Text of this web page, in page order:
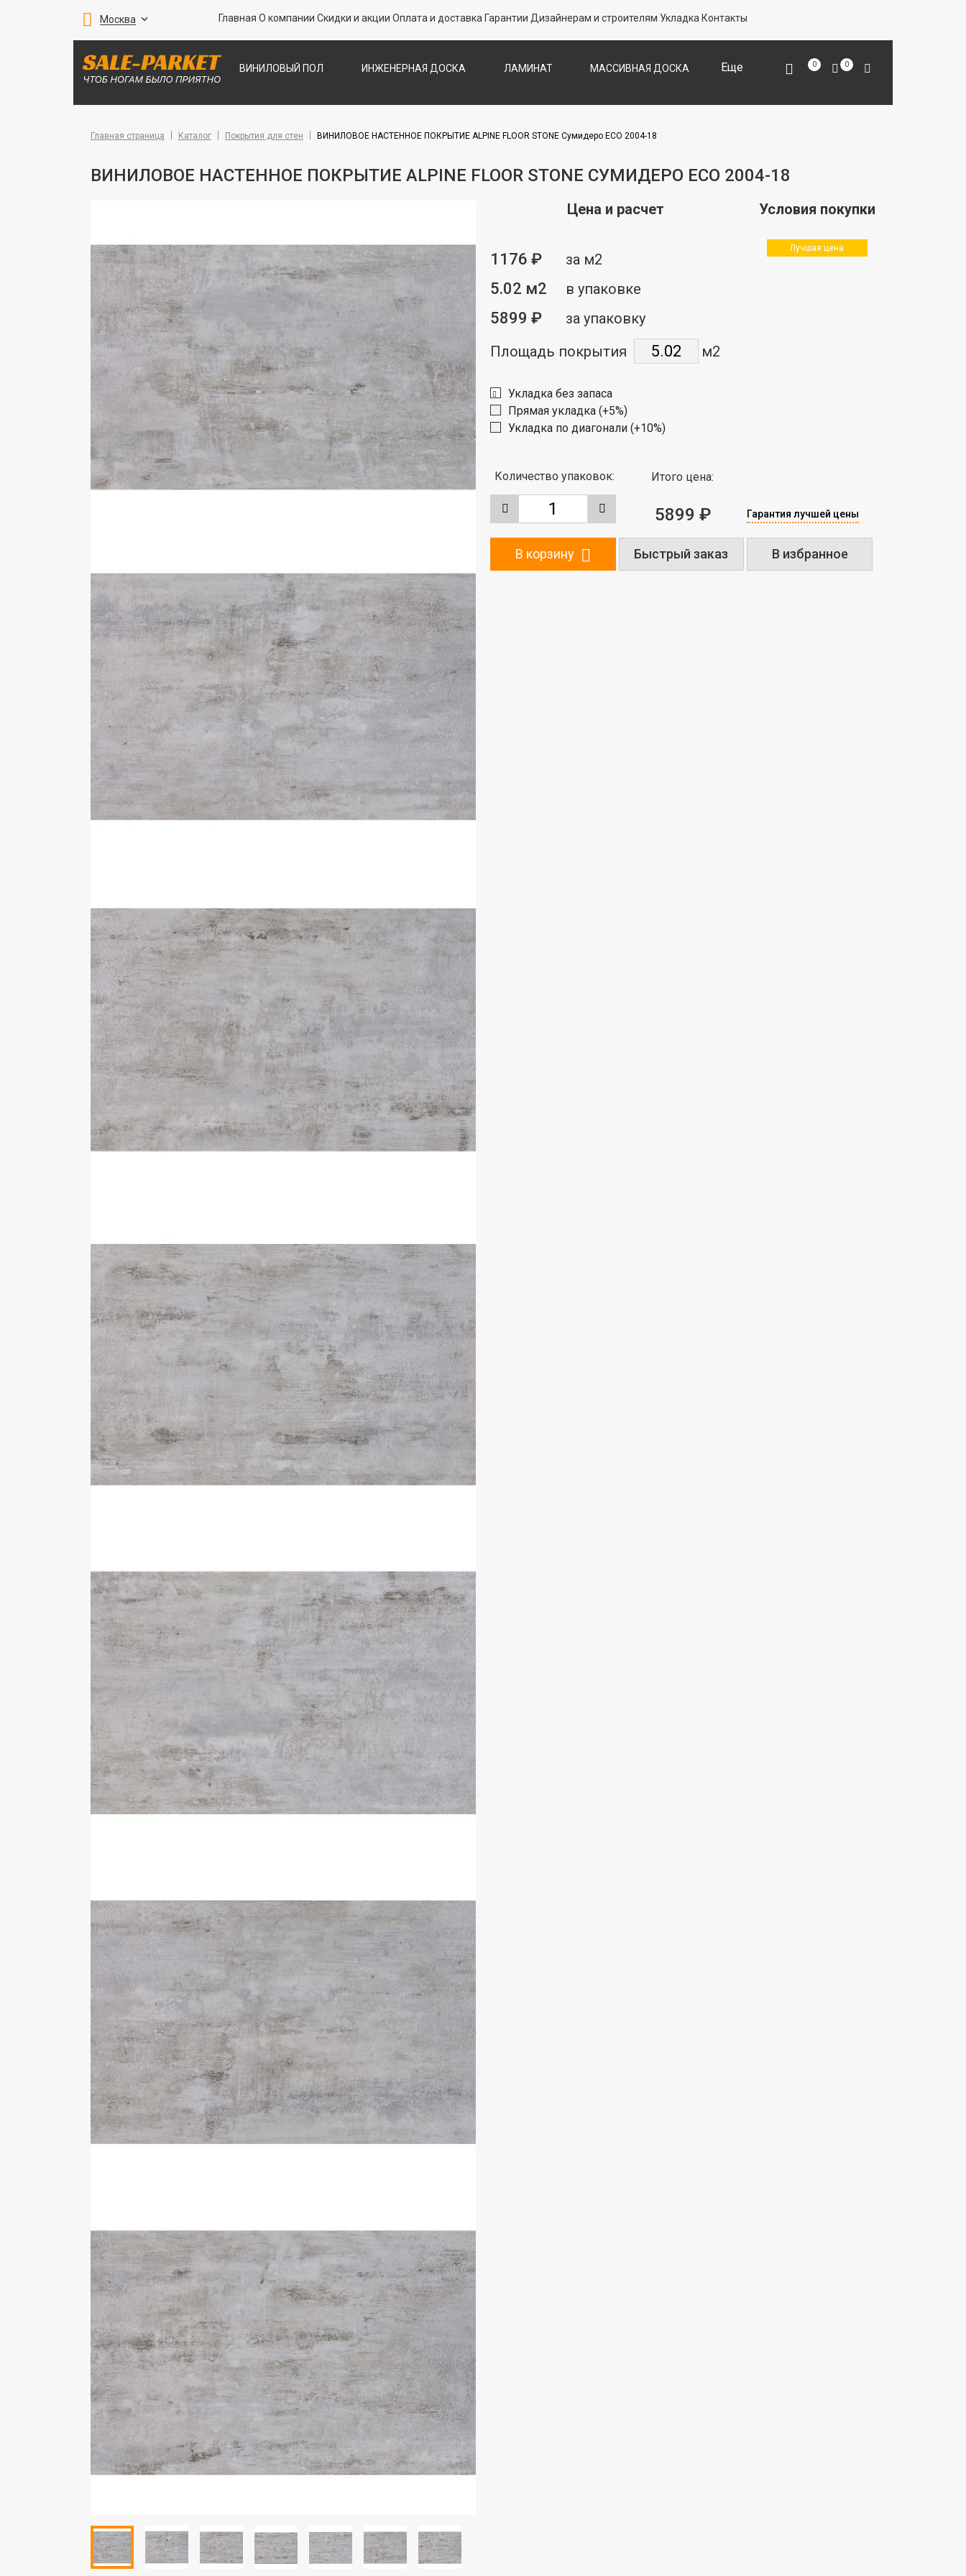
Москва Главная О компании Скидки и акции Оплата и доставка Гарантии Дизайнерам и строителям Укладка Контакты
ВИНИЛОВЫЙ ПОЛ ИНЖЕНЕРНАЯ ДОСКА ЛАМИНАТ МАССИВНАЯ ДОСКА Еще 0 0
Главная страница Каталог Покрытия для стен ВИНИЛОВОЕ НАСТЕННОЕ ПОКРЫТИЕ ALPINE FLOOR STONE Сумидеро ЕСО 2004-18
ВИНИЛОВОЕ НАСТЕННОЕ ПОКРЫТИЕ ALPINE FLOOR STONE СУМИДЕРО ЕСО 2004-18
Цена и расчет
1176 ₽ за м2
5.02 м2 в упаковке
5899 ₽
за упаковку
Площадь покрытия
м2
Условия покупки
Лучшая цена
Укладка без запаса
Прямая укладка (+5%)
Укладка по диагонали (+10%)
Количество упаковок: Итого цена:
5899 ₽ Гарантия лучшей цены
В корзину Быстрый заказ В избранное